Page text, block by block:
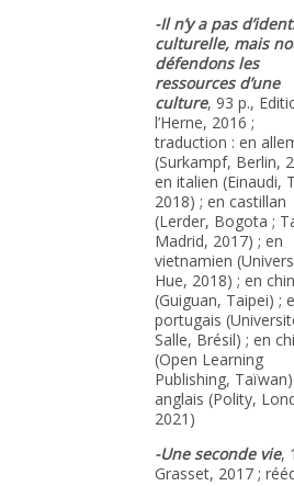
-Il n’y a pas
culturelle, mais
défendons les
ressources d’une
culture, 93 p.,
l’Herne, 2016 ;
traduction : en
(Surkampf, Berlin,
en italien (Einaudi,
2018) ; en castillan
(Lerder, Bogota ;
Madrid, 2017) ; en
vietnamien
Hue, 2018) ; en
(Guiguan, Taipei) ;
portugais
Salle, Brésil) ; en
(Open Learning
Publishing,
anglais (Polity,
2021)
-Une seconde vie,
Grasset, 2017 ;